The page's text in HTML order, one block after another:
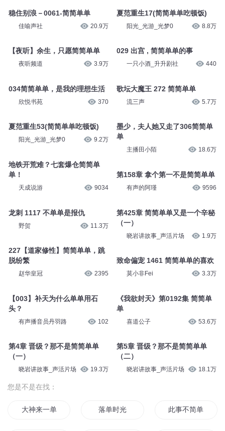
稳住别浪－0061-简简单单
佳喻声社 20.9万
【夜听】余生，只愿简简单单
夜听频道 3.9万
034简简单单，是我的理想生活
欣悦书苑 370
夏范重生53(简简单单吃顿饭)
阳光_光游_光梦0 9.2万
地铁开荒难？七套爆仓简简单
单！
天成说游 9034
龙刺 1117 不单单是报仇
野贺 11.3万
227【道家修性】简简单单，跳
脱纷繁
赵华皇冠 2395
【003】补天为什么单单用石
头？
有声播音员丹羽路 102
第4章 晋级？那不是简简单单
（一）
晓岩讲故事_声活片场 19.3万
夏范重生17(简简单单吃顿饭)
阳光_光游_光梦0 8.8万
029 出宫 , 简简单单的事
一只小酒_升升剧社 440
歌坛大魔王 272 简简单单
流三声 5.7万
墨少，夫人她又走了306简简单
单
主播田小陌 18.6万
第158章 拿个第一不是简简单单
有声的阿瑾 9596
第425章 简简单单又是一个辛秘
（一）
晓岩讲故事_声活片场 1.9万
致命偏宠 1461 简简单单的喜欢
莫小非Fei 3.3万
《我欲封天》第0192集 简简单
单
喜道公子 53.6万
第5章 晋级？那不是简简单单
（二）
晓岩讲故事_声活片场 18.1万
您是不是在找：
大神来一单 落单时光 此事不简单